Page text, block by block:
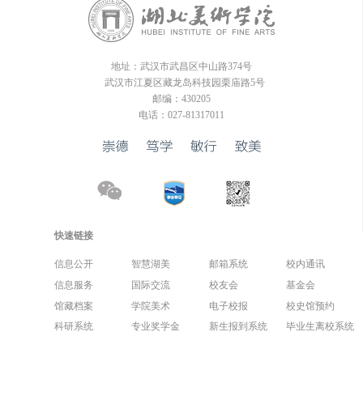
地址：武汉市武昌区中山路374号
武汉市江夏区藏龙岛科技园栗庙路5号
邮编：430205
电话：027-81317011
快速链接
信息公开 智慧湖美 邮箱系统
校内通讯
信息服务
国际交流 校友会
基金会
馆藏档案
学院美术 电子校报
校史馆预约
科研系统
专业奖学金 新生报到系统 毕业生离校系统